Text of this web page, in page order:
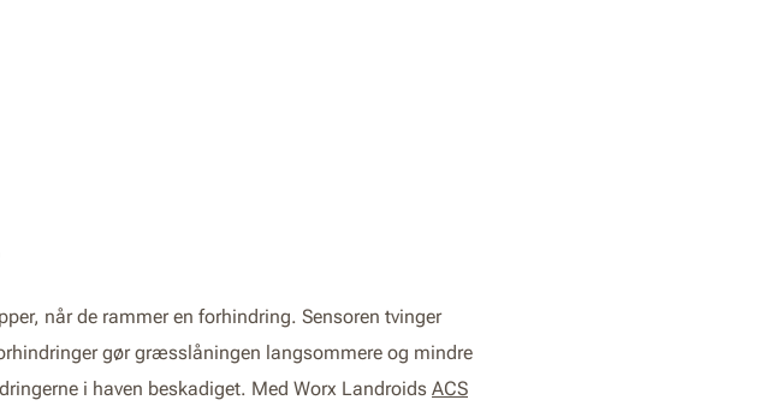
når de rammer en forhindring. Sensoren tvinger
gør græsslåningen langsommere og mindre
i haven beskadiget. Med Worx Landroids ACS